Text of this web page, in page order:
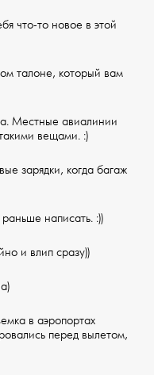
что-то новое в этой
талоне, который вам
Местные авиалинии
вещами. :)
зарядки, когда багаж
написать. :))
и влип сразу))
в аэропортах
перед вылетом,